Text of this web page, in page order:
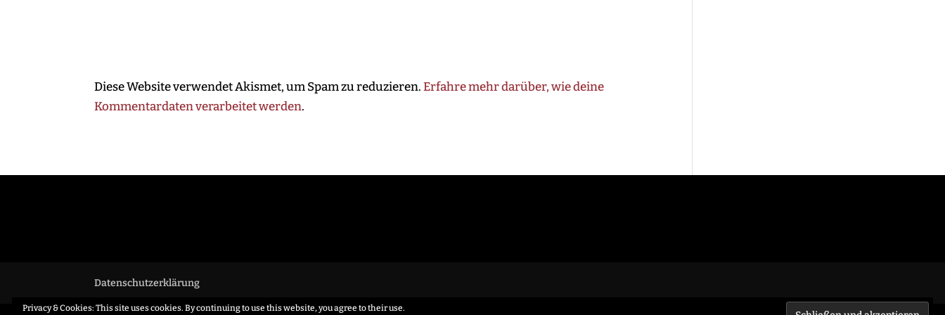
Diese Website verwendet Akismet, um Spam zu reduzieren.Erfahre mehr darüber, wie deine
Kommentardaten verarbeitet werden.
Datenschutzerklärung
Privacy & Cookies: This site uses cookies. By continuing to use this website, you agree to their use.